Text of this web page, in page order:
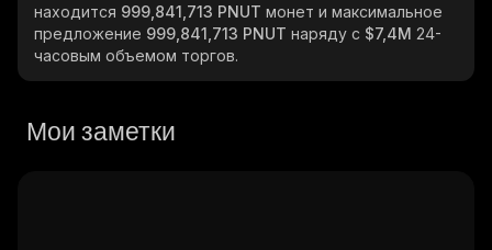
находится 999,841,713 PNUT монет и максимальное
предложение 999,841,713 PNUT наряду с $7,4M 24-
часовым объемом торгов.
Мои заметки